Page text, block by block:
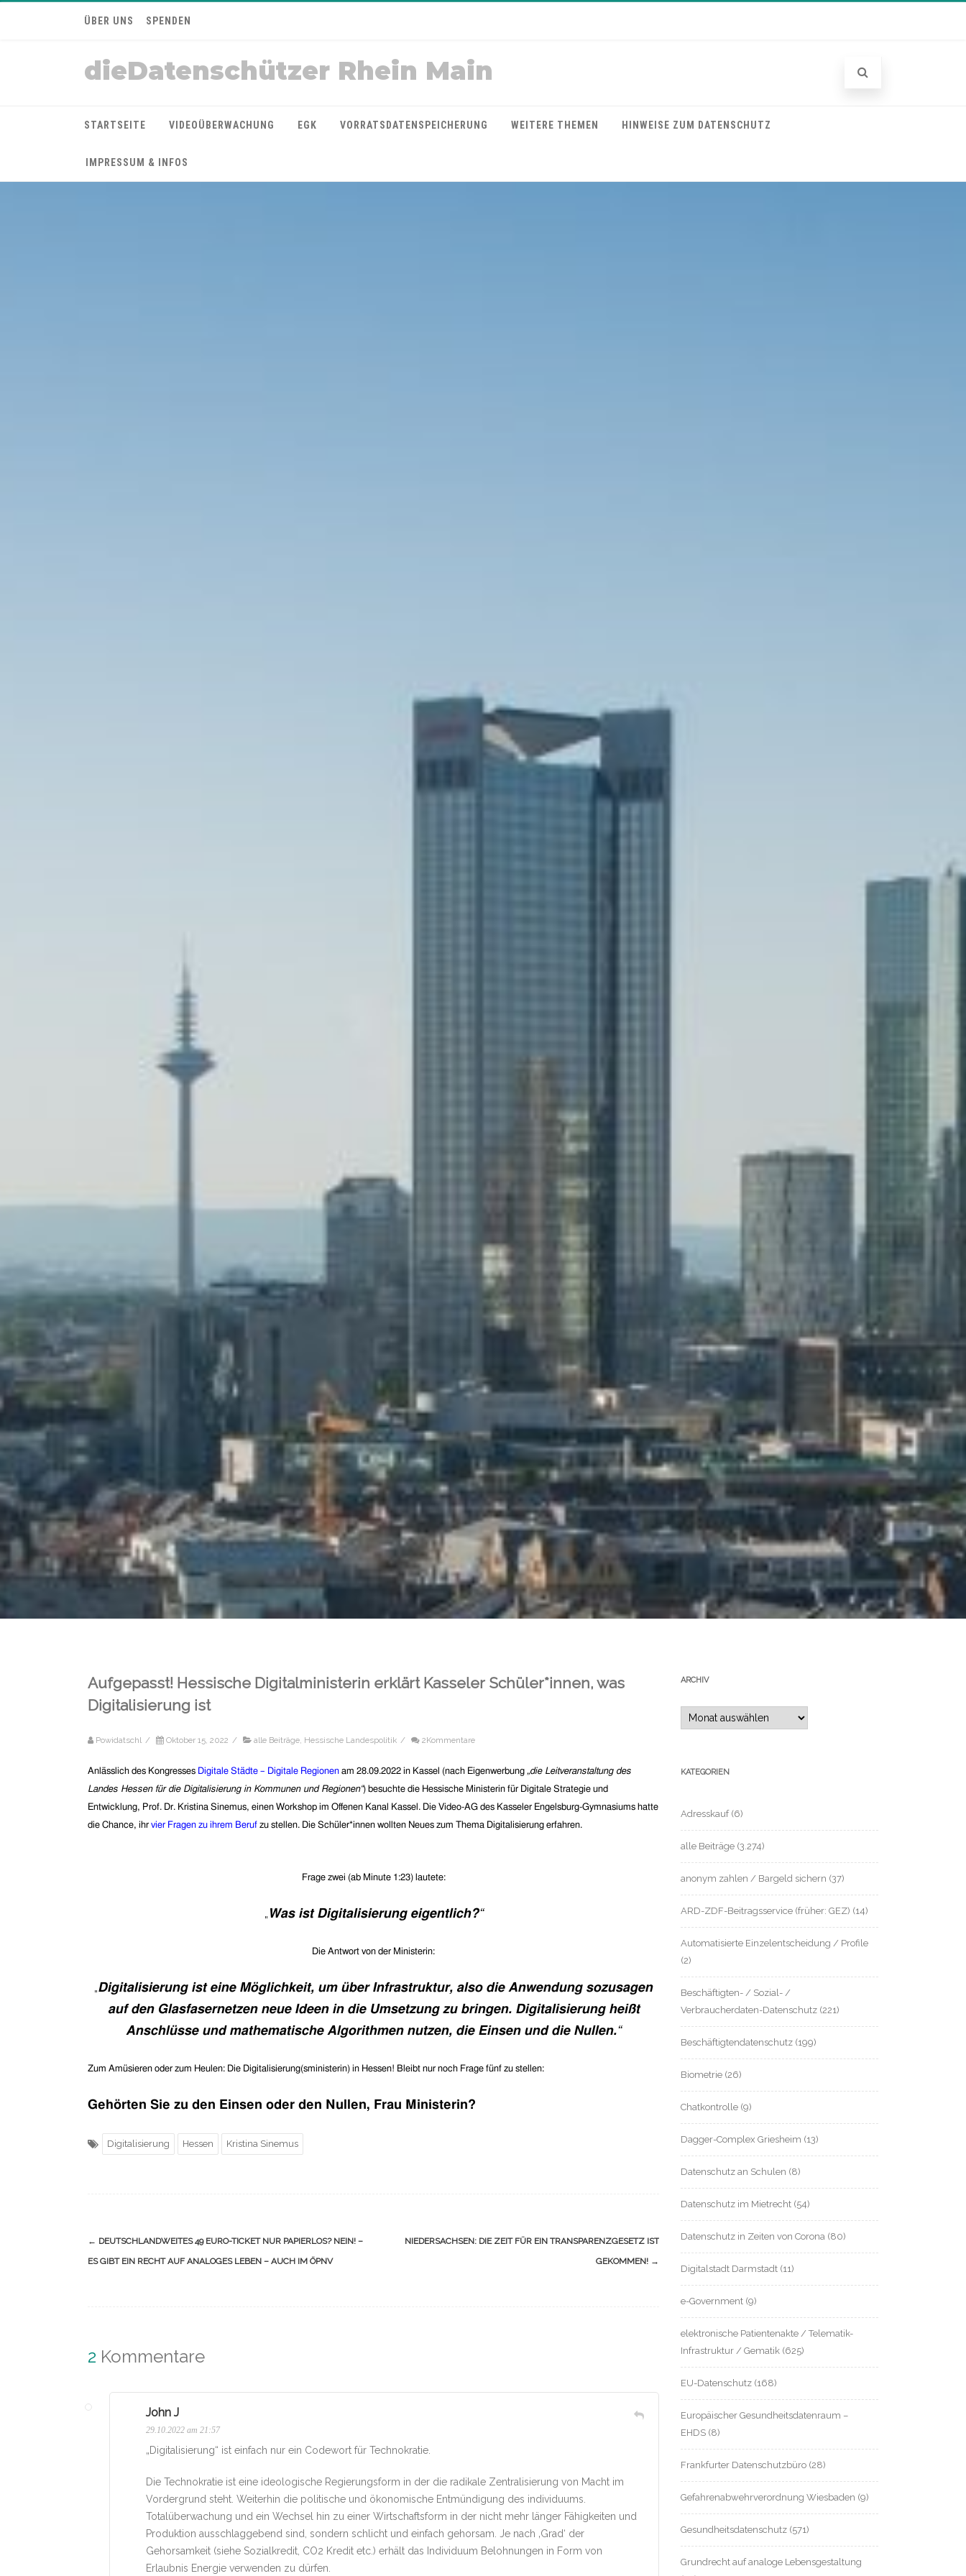
ÜBER UNS SPENDEN
dieDatenschützer Rhein Main
STARTSEITE VIDEOÜBERWACHUNG EGK VORRATSDATENSPEICHERUNG WEITERE THEMEN HINWEISE ZUM DATENSCHUTZ
IMPRESSUM & INFOS
Aufgepasst! Hessische Digitalministerin erklärt Kasseler Schüler*innen, was
Digitalisierung ist
Powidatschl / Oktober 15, 2022 / alle Beiträge Hessische Landespolitik / 2Kommentare
Anlässlich des Kongresses Digitale Städte – Digitale Regionen am 28.09.2022 in Kassel (nach Eigenwerbung „die Leitveranstaltung des
Landes Hessen für die Digitalisierung in Kommunen und Regionen“) besuchte die Hessische Ministerin für Digitale Strategie und
Entwicklung, Prof. Dr. Kristina Sinemus, einen Workshop im Offenen Kanal Kassel. Die Video-AG des Kasseler Engelsburg-Gymnasiums hatte
die Chance, ihr vier Fragen zu ihrem Beruf zu stellen. Die Schüler*innen wollten Neues zum Thema Digitalisierung erfahren.
Frage zwei (ab Minute 1:23) lautete:
„ Was ist Digitalisierung eigentlich?“
Die Antwort von der Ministerin:
„Digitalisierung ist eine Möglichkeit, um über Infrastruktur, also die Anwendung sozusagen
auf den Glasfasernetzen neue Ideen in die Umsetzung zu bringen. Digitalisierung heißt
Anschlüsse und mathematische Algorithmen nutzen, die Einsen und die Nullen.“
Zum Amüsieren oder zum Heulen: Die Digitalisierung(sministerin) in Hessen! Bleibt nur noch Frage fünf zu stellen:
Gehörten Sie zu den Einsen oder den Nullen, Frau Ministerin?
Digitalisierung Hessen Kristina Sinemus
Navigation
(Beiträge)
← DEUTSCHLANDWEITES 49 EURO-TICKET NUR PAPIERLOS? NEIN! –
ES GIBT EIN RECHT AUF ANALOGES LEBEN – AUCH IM ÖPNV
NIEDERSACHSEN: DIE ZEIT FÜR EIN TRANSPARENZGESETZ IST
GEKOMMEN! →
2 Kommentare
John J
29.10.2022 am 21:57
„Digitalisierung“ ist einfach nur ein Codewort für Technokratie.
Die Technokratie ist eine ideologische Regierungsform in der die radikale Zentralisierung von Macht im
Vordergrund steht. Weiterhin die politische und ökonomische Entmündigung des individuums.
Totalüberwachung und ein Wechsel hin zu einer Wirtschaftsform in der nicht mehr länger Fähigkeiten und
Produktion ausschlaggebend sind, sondern schlicht und einfach gehorsam. Je nach ‚Grad‘ der
Gehorsamkeit (siehe Sozialkredit, CO2 Kredit etc.) erhält das Individuum Belohnungen in Form von
Erlaubnis Energie verwenden zu dürfen.
ARCHIV
Archiv
KATEGORIEN
Adresskauf(6)
alle Beiträge (3.274)
anonym zahlen / Bargeld sichern (37)
ARD-ZDF-Beitragsservice (früher: GEZ) (14)
Automatisierte Einzelentscheidung / Profile
(2)
Beschäftigten- / Sozial- /
Verbraucherdaten-Datenschutz (221)
Beschäftigtendatenschutz (199)
Biometrie (26)
Chatkontrolle (9)
Dagger-Complex Griesheim (13)
Datenschutz an Schulen (8)
Datenschutz im Mietrecht (54)
Datenschutz in Zeiten von Corona (80)
Digitalstadt Darmstadt (11)
e-Government (9)
elektronische Patientenakte / Telematik-
Infrastruktur / Gematik (625)
EU-Datenschutz (168)
Europäischer Gesundheitsdatenraum –
EHDS (8)
Frankfurter Datenschutzbüro (28)
Gefahrenabwehrverordnung Wiesbaden (9)
Gesundheitsdatenschutz (571)
Grundrecht auf analoge Lebensgestaltung